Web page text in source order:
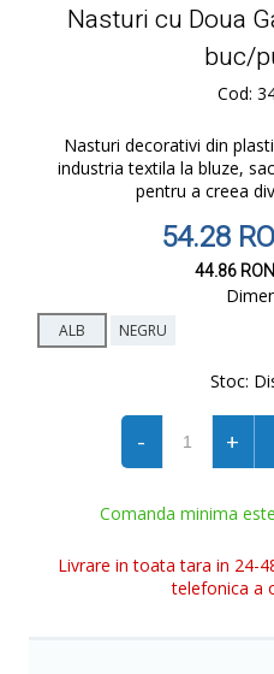
Nasturi cu Doua
buc/
Cod:
Nasturi decorativi din
industria textila la bluze,
pentru a creea
54.28
44.86 RON
ALB NEGRU
Stoc:
- +
Comanda minima
Livrare in toata tara in 24-
telefonica a